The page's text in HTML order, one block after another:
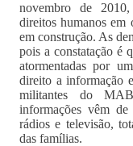
novembro de
direitos humanos em
em construção. As
pois a constatação é
atormentadas por
direito a informação
militantes do
informações vêm
rádios e televisão,
das famílias.